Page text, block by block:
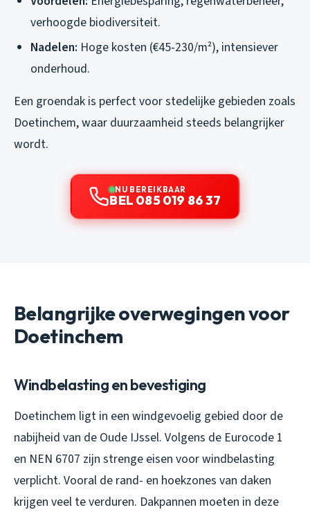
verhoogde biodiversiteit.
Nadelen: Hoge kosten (€45-230/m²), intensiever
onderhoud.
Een groendak is perfect voor stedelijke gebieden zoals
Doetinchem, waar duurzaamheid steeds belangrijker
wordt.
NU BEREIKBAAR
BEL 085 019 86 37
Belangrijke overwegingen voor
Doetinchem
Windbelasting en bevestiging
Doetinchem ligt in een windgevoelig gebied door de
nabijheid van de Oude IJssel. Volgens de Eurocode 1
en NEN 6707 zijn strenge eisen voor windbelasting
verplicht. Vooral de rand- en hoekzones van daken
krijgen veel te verduren. Dakpannen moeten in deze